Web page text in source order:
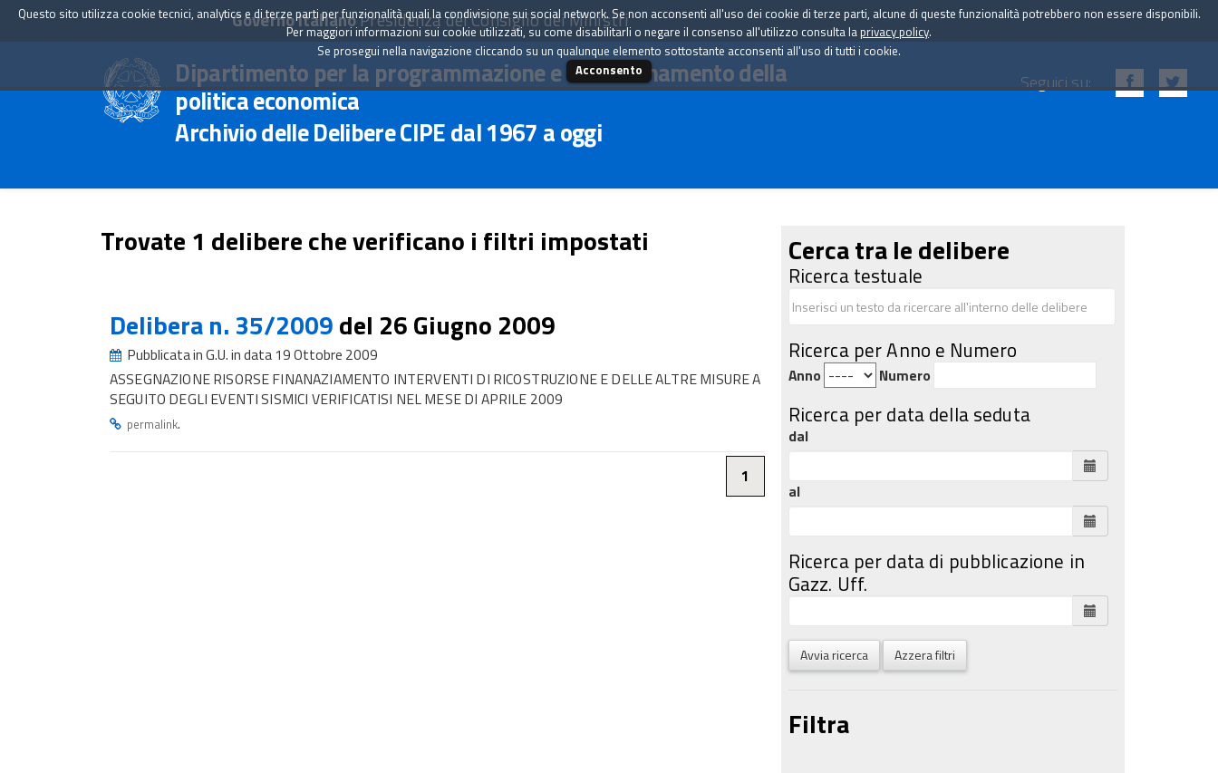
Governo ItalianoPresidenza del Consiglio dei Ministri
Dipartimento per la programmazione e il coordinamento della
politica economica
Archivio delle Delibere CIPE dal 1967 a oggi
Seguici su:
Trovate 1 delibere che verificano i filtri impostati
Delibera n. 35/2009del 26 Giugno 2009
Pubblicata in G.U. in data 19 Ottobre 2009
ASSEGNAZIONE RISORSE FINANAZIAMENTO INTERVENTI DI RICOSTRUZIONE E DELLE ALTRE MISURE A
SEGUITO DEGLI EVENTI SISMICI VERIFICATISI NEL MESE DI APRILE 2009
permalink.
1
Cerca tra le delibere
Ricerca testuale
Ricerca per Anno e Numero
Anno Numero
Ricerca per data della seduta
dal
al
Ricerca per data di pubblicazione in
Gazz. Uff.
Avvia ricerca Azzera filtri
Filtra
Questo sito utilizza cookie tecnici, analytics e di terze parti per funzionalità quali la condivisione sui social network. Se non acconsenti all'uso dei cookie di terze parti, alcune di queste funzionalità potrebbero non essere disponibili.
Per maggiori informazioni sui cookie utilizzati, su come disabilitarli o negare il consenso all'utilizzo consulta la privacy policy.
Se prosegui nella navigazione cliccando su un qualunque elemento sottostante acconsenti all'uso di tutti i cookie.
Acconsento